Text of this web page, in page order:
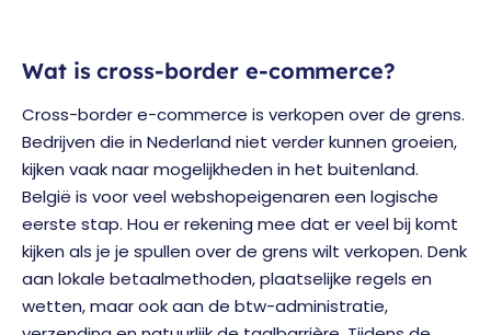
Wat is cross-border e-commerce?
Cross-border e-commerce is verkopen over de grens.
Bedrijven die in Nederland niet verder kunnen groeien,
kijken vaak naar mogelijkheden in het buitenland.
België is voor veel webshopeigenaren een logische
eerste stap. Hou er rekening mee dat er veel bij komt
kijken als je je spullen over de grens wilt verkopen. Denk
aan lokale betaalmethoden, plaatselijke regels en
wetten, maar ook aan de btw-administratie,